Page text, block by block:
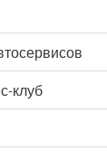
клуб